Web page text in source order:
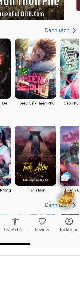
truyện cần 30 LT để
mua lẻ thì cứ Giá
thời gian.
phải ấn mua.
thìchương
Bạn có thể